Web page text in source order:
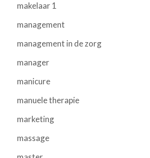
makelaar 1
management
management in de zorg
manager
manicure
manuele therapie
marketing
massage